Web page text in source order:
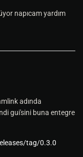
napıcam yardım
adında
gui'sini buna entegre
tag/0.3.0